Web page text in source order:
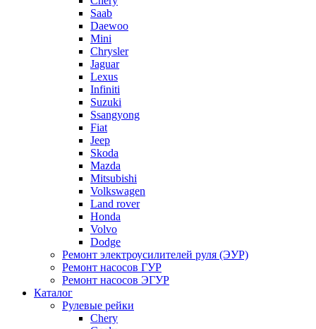
Saab
Daewoo
Mini
Chrysler
Jaguar
Lexus
Infiniti
Suzuki
Ssangyong
Fiat
Jeep
Skoda
Mazda
Mitsubishi
Volkswagen
Land rover
Honda
Volvo
Dodge
Ремонт электроусилителей руля (ЭУР)
Ремонт насосов ГУР
Ремонт насосов ЭГУР
Каталог
Рулевые рейки
Chery